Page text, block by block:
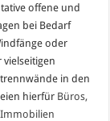
offene und
bei Bedarf
oder
in den
hierfür Büros,